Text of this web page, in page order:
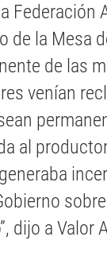
Federación
de la Mesa
de las
venían
al
dijo a Valor